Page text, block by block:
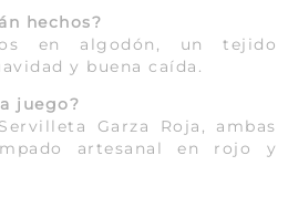
hechos?
en algodón, un tejido
y buena caída.
juego?
Garza Roja, ambas
artesanal en rojo y